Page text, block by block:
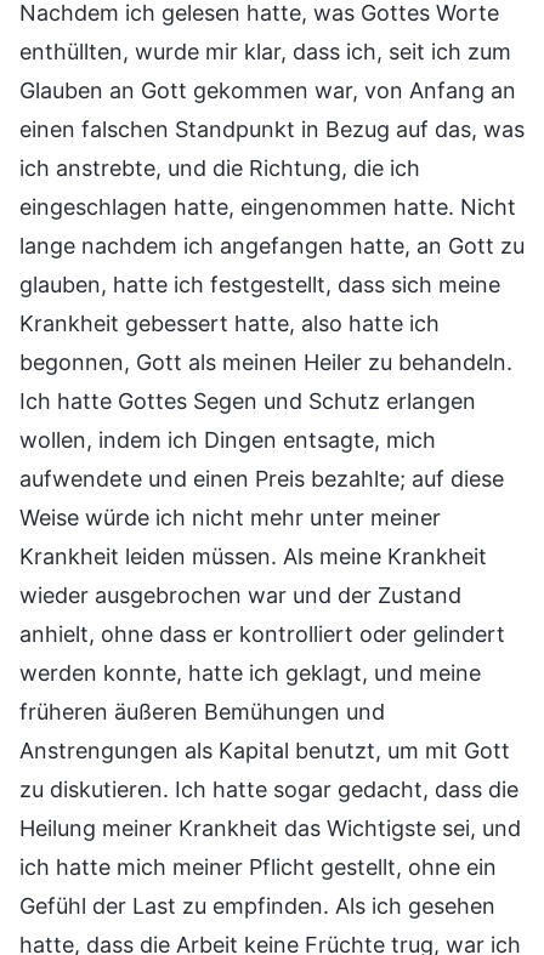
Nachdem ich gelesen hatte, was Gottes Worte
enthüllten, wurde mir klar, dass ich, seit ich zum
Glauben an Gott gekommen war, von Anfang an
einen falschen Standpunkt in Bezug auf das, was
ich anstrebte, und die Richtung, die ich
eingeschlagen hatte, eingenommen hatte. Nicht
lange nachdem ich angefangen hatte, an Gott zu
glauben, hatte ich festgestellt, dass sich meine
Krankheit gebessert hatte, also hatte ich
begonnen, Gott als meinen Heiler zu behandeln.
Ich hatte Gottes Segen und Schutz erlangen
wollen, indem ich Dingen entsagte, mich
aufwendete und einen Preis bezahlte; auf diese
Weise würde ich nicht mehr unter meiner
Krankheit leiden müssen. Als meine Krankheit
wieder ausgebrochen war und der Zustand
anhielt, ohne dass er kontrolliert oder gelindert
werden konnte, hatte ich geklagt, und meine
früheren äußeren Bemühungen und
Anstrengungen als Kapital benutzt, um mit Gott
zu diskutieren. Ich hatte sogar gedacht, dass die
Heilung meiner Krankheit das Wichtigste sei, und
ich hatte mich meiner Pflicht gestellt, ohne ein
Gefühl der Last zu empfinden. Als ich gesehen
hatte, dass die Arbeit keine Früchte trug, war ich